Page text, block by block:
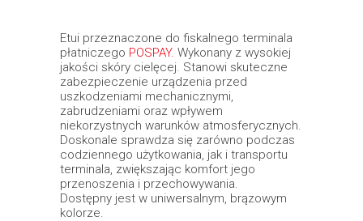
Etui przeznaczone do fiskalnego terminala
płatniczego POSPAY. Wykonany z wysokiej
jakości skóry cielęcej. Stanowi skuteczne
zabezpieczenie urządzenia przed
uszkodzeniami mechanicznymi,
zabrudzeniami oraz wpływem
niekorzystnych warunków atmosferycznych.
Doskonale sprawdza się zarówno podczas
codziennego użytkowania, jak i transportu
terminala, zwiększając komfort jego
przenoszenia i przechowywania.
Dostępny jest w uniwersalnym, brązowym
kolorze.